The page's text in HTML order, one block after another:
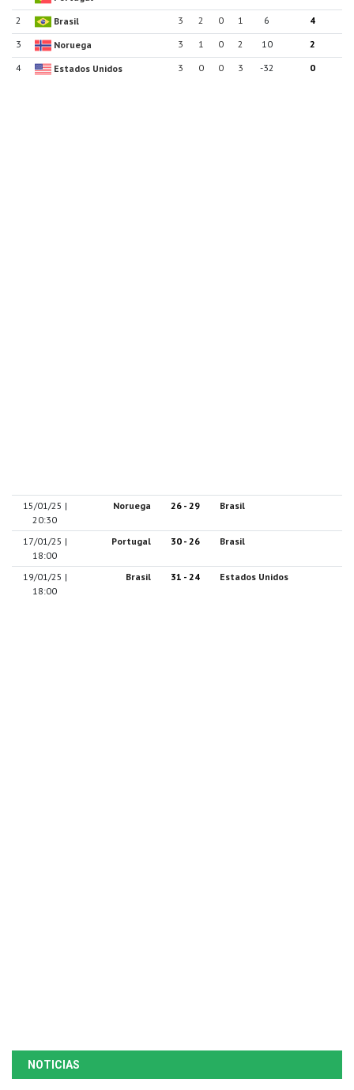
2
Brasil 3 2 0 1 6
4
3
Noruega 3 1 0 2 10
2
4
Estados Unidos 3 0 0 3 -32 0
15/01/25 |
20:30
Noruega 26 - 29 Brasil
17/01/25 |
18:00
Portugal 30 - 26 Brasil
19/01/25 |
18:00
Brasil 31 - 24 Estados Unidos
NOTICIAS